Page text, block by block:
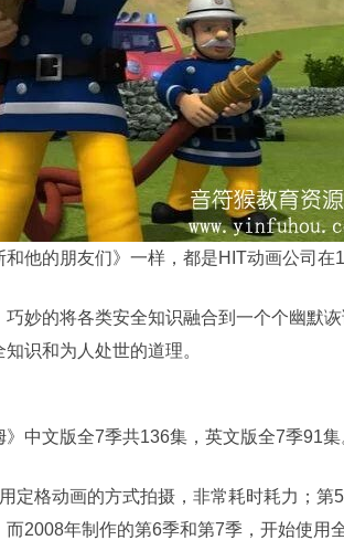
他的朋友们》一样，都是HIT动画公司在
妙的将各类安全知识融合到一个个幽默诙
识和为人处世的道理。
中文版全7季共136集，英文版全7季91集
定格动画的方式拍摄，非常耗时耗力；第
2008年制作的第6季和第7季，开始使用